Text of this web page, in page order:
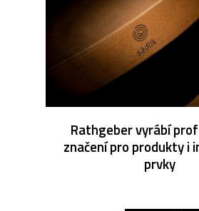
Rathgeber vyrábí
značení pro produkty i
prvky